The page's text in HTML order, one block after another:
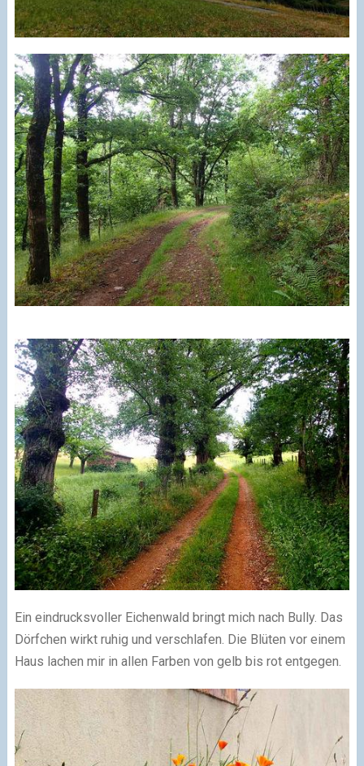
Ein eindrucksvoller Eichenwald bringt mich nach Bully. Das
Dörfchen wirkt ruhig und verschlafen. Die Blüten vor einem
Haus lachen mir in allen Farben von gelb bis rot entgegen.